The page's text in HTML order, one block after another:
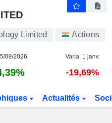
Limited Actions
08/2026 Varia. 1 janv.
-19,69%
Actualités